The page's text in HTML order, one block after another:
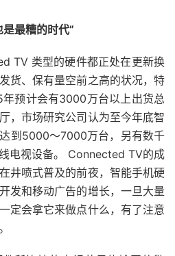
最糟的时代”
TV 类型的硬件都正处在更新换
货、保有量空前之高的状况，特
预计会有3000万台以上出货总
，市场研究公司认为至今年底智
到5000～7000万台，另有数千
电视设备。 Connected TV的成
井喷式普及的前夜，智能手机硬
发和移动广告的增长，一旦大量
定会拿它来做点什么，有了注意